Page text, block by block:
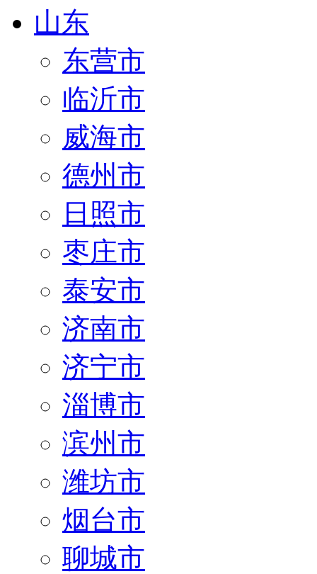
山东
东营市
临沂市
威海市
德州市
日照市
枣庄市
泰安市
济南市
济宁市
淄博市
滨州市
潍坊市
烟台市
聊城市